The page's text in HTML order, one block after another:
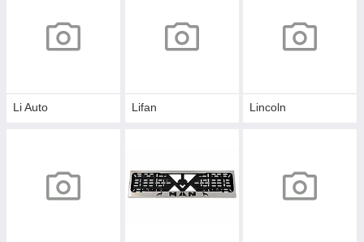
Li Auto Lifan Lincoln